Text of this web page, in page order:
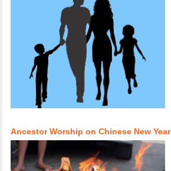
Ancestor Worship on Chinese New Year